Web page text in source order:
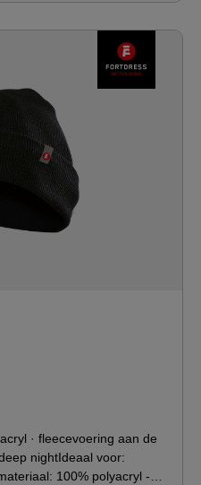
· fleecevoering aan de
nightIdeaal voor: